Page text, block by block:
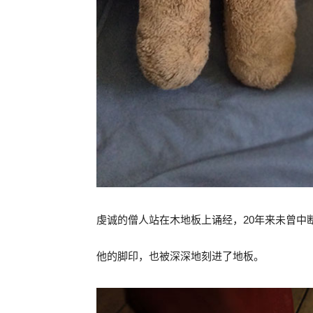
虔诚的僧人站在木地板上诵经，20年来未曾中
他的脚印，也被深深地刻进了地板。